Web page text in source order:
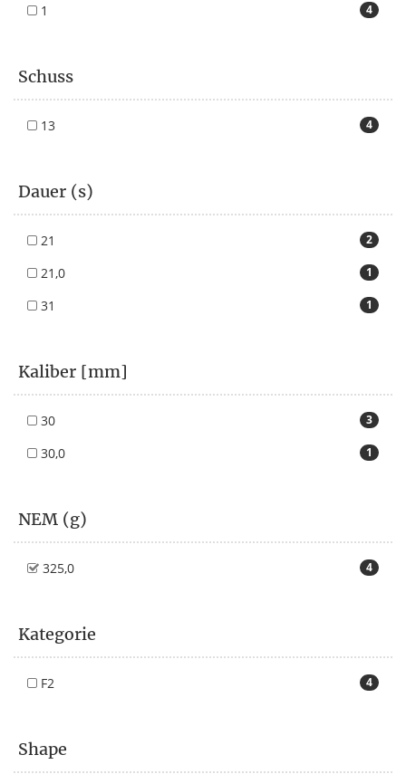
4
1
Schuss
4
13
Dauer (s)
2
21
1
21,0
1
31
Kaliber [mm]
3
30
1
30,0
NEM (g)
4
325,0
Kategorie
4
F2
Shape